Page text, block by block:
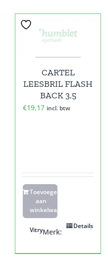
CARTEL
LEESBRIL FLASH
BACK 3.5
€19,17 incl. btw
Toevoegen
aan
winkelwagen
Details
Merk:
Vitry